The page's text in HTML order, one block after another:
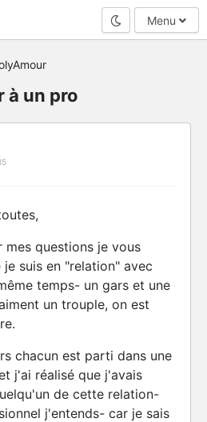
Mode nuit
Menu
à un pro
mes questions je vous
suis en "relation" avec
temps- un gars et une
un trouple, on est
chacun est parti dans une
j'ai réalisé que j'avais
de cette relation-
j'entends- car je sais